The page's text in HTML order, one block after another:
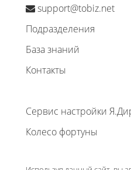
support@tobiz.net
Подразделения
База знаний
Контакты
Сервис настройки
Колесо фортуны